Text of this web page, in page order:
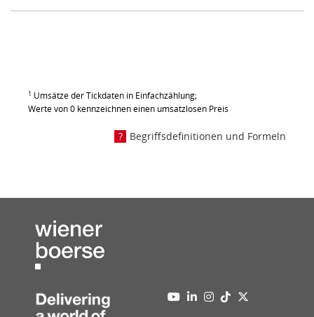
1 Umsätze der Tickdaten in Einfachzählung;
Werte von 0 kennzeichnen einen umsatzlosen Preis
Begriffsdefinitionen und Formeln